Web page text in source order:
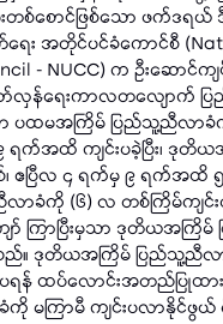
တစ်စောင်ဖြစ်သော ဖက်ဒရယ်
ေး အတိုင်ပင်ခံကောင်စီ
- NUCC) က ဦးဆောင်
ာ်လှန်ရေးကာလတလျောက်
ကာ ပထမအကြိမ် ပြည်သူ့ညီလာခံ
ရက်အထိ ကျင်းပခဲ့ပြီး၊ ဒုတိ
ဧပြီလ ၄ ရက်မှ ၉ ရက်အထိ
ခံကို (၆) လ တစ်ကြိမ်ကျင်းပရ
ာ် ကြာပြီးမှသာ ဒုတိယအက
ြစ်သည်။ ဒုတိယအကြိမ် ပြည်သူ့
ပရန် ထပ်လောင်းအတည်ပြုထ
မကြာမီ ကျင်းပလာနိုင်ဖွ